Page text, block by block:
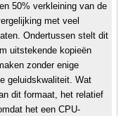
50% verkleining van de
met veel
Ondertussen stelt dit
uitstekende kopieën
zonder enige
geluidskwaliteit. Wat
dit formaat, het relatief
het een CPU-